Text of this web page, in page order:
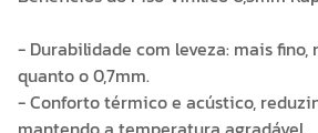
- Durabilidade com leveza: mais
quanto o 0,7mm.
- Conforto térmico e acústico,